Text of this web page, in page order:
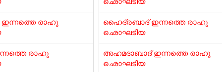
ഇന്നത്തെ രാഹു
രാഹു
ഹൈദ്രബാദ് ഇന്നത്തെ രാഹു
ഛൊഘടിയ
അഹമദാബാദ് ഇന്നത്തെ രാഹു
ഛൊഘടിയ